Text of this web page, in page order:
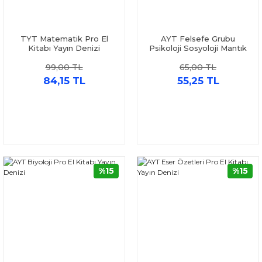
TYT Matematik Pro El
Kitabı Yayın Denizi
99,00 TL
84,15 TL
AYT Felsefe Grubu
Psikoloji Sosyoloji Mantık
65,00 TL
55,25 TL
%15 %15